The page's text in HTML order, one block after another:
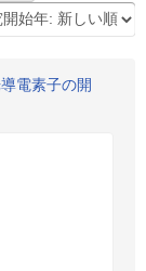
電素子の開